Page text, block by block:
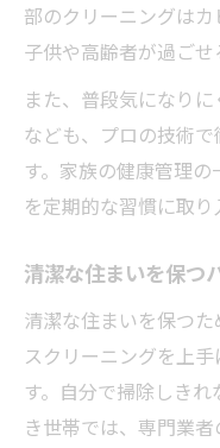
部のクリーニングは
子供や高齢者が過ごせ
また、普段気になり
なども、プロの技術
す。家族の健康管理
を定期的な習慣に取り
清潔な住まいを保つ
清潔な住まいを保つ
スクリーニングを上
す。自分で掃除しき
き世帯では、専門業者